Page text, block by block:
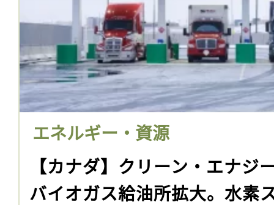
エネルギー・資源
【カナダ】クリーン・エナジ
バイオガス給油所拡大。水素